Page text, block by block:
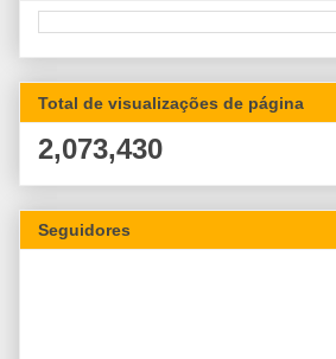
Total de visualizações de página
2,073,430
Seguidores